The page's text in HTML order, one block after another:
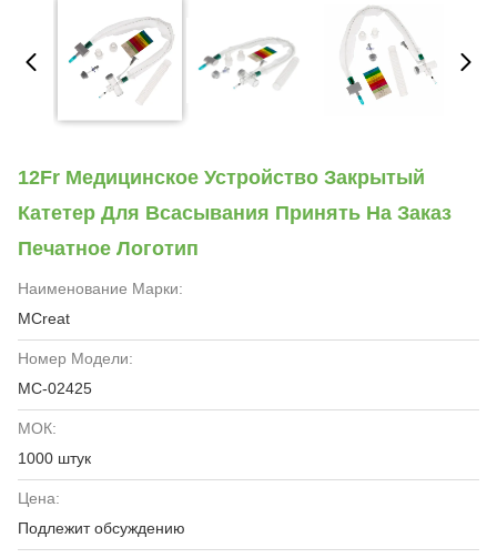
12Fr Медицинское Устройство Закрытый
Катетер Для Всасывания Принять На Заказ
Печатное Логотип
Наименование Марки:
MCreat
Номер Модели:
MC-02425
МОК:
1000 штук
Цена:
Подлежит обсуждению